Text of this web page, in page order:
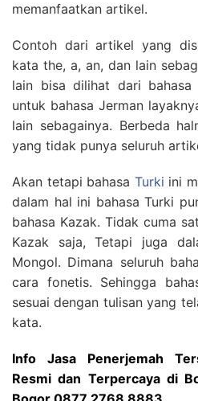
memanfaatkan artikel.
Contoh dari artikel yang
kata the, a, an, dan lain
lain bisa dilihat dari bahasa
untuk bahasa Jerman
lain sebagainya. Berbeda
yang tidak punya seluruh
Akan tetapi bahasa Turki ini
dalam hal ini bahasa Turki
bahasa Kazak. Tidak cuma
Kazak saja, Tetapi juga
Mongol. Dimana seluruh
cara fonetis. Sehingga
sesuai dengan tulisan yang
kata.
Info Jasa Penerjemah
Resmi dan Terpercaya di